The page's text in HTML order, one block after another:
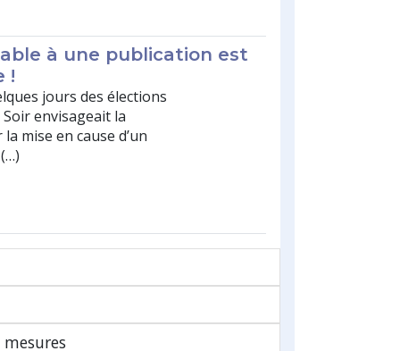
à une publication est
!
jours des élections
envisageait la
mise en cause d’un